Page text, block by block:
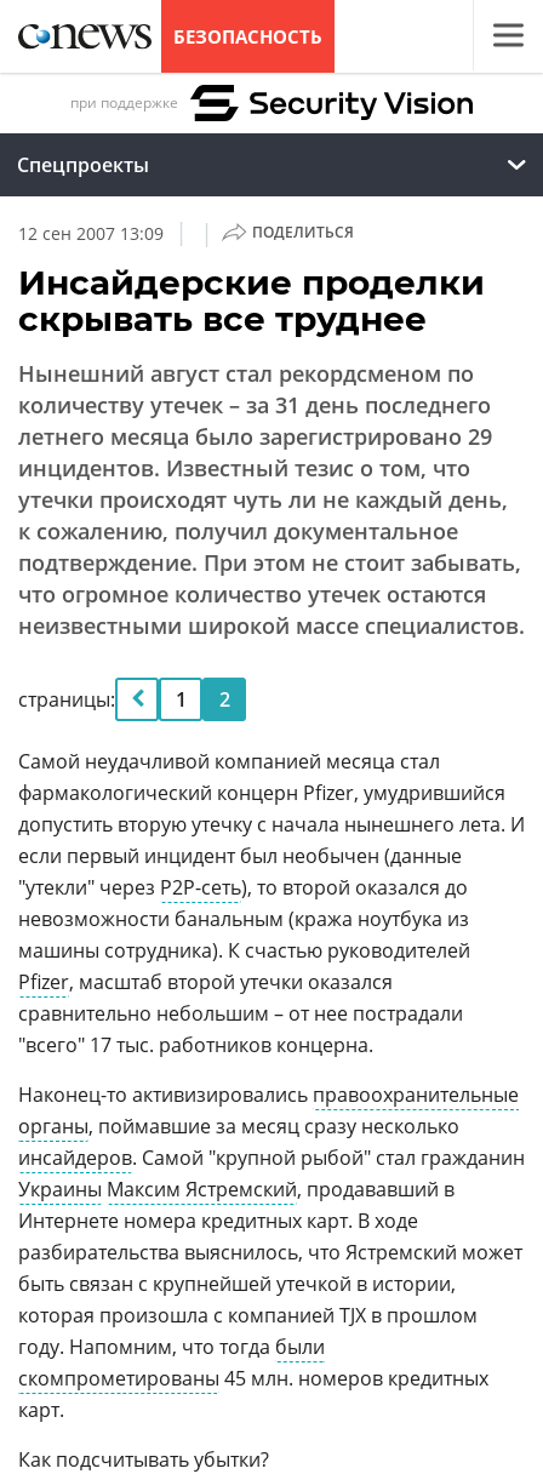
БЕЗОПАСНОСТЬ
при поддержке
Спецпроекты
12 сен 2007 13:09 | | ПОДЕЛИТЬСЯ
Инсайдерские проделки
скрывать все труднее
Нынешний август стал рекордсменом по
количеству утечек – за 31 день последнего
летнего месяца было зарегистрировано 29
инцидентов. Известный тезис о том, что
утечки происходят чуть ли не каждый день,
к сожалению, получил документальное
подтверждение. При этом не стоит забывать,
что огромное количество утечек остаются
неизвестными широкой массе специалистов.
страницы: 1 2
Самой неудачливой компанией месяца стал
фармакологический концерн Pfizer, умудрившийся
допустить вторую утечку с начала нынешнего лета. И
если первый инцидент был необычен (данные
"утекли" через P2P-сеть), то второй оказался до
невозможности банальным (кража ноутбука из
машины сотрудника). К счастью руководителей
Pfizer, масштаб второй утечки оказался
сравнительно небольшим – от нее пострадали
"всего" 17 тыс. работников концерна.
Наконец-то активизировались правоохранительные
органы, поймавшие за месяц сразу несколько
инсайдеров. Самой "крупной рыбой" стал гражданин
Украины Максим Ястремский, продававший в
Интернете номера кредитных карт. В ходе
разбирательства выяснилось, что Ястремский может
быть связан с крупнейшей утечкой в истории,
которая произошла с компанией TJX в прошлом
году. Напомним, что тогда были
скомпрометированы 45 млн. номеров кредитных
карт.
Как подсчитывать убытки?